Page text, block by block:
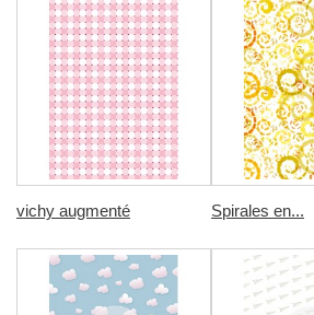
vichy augmenté Spirales en...